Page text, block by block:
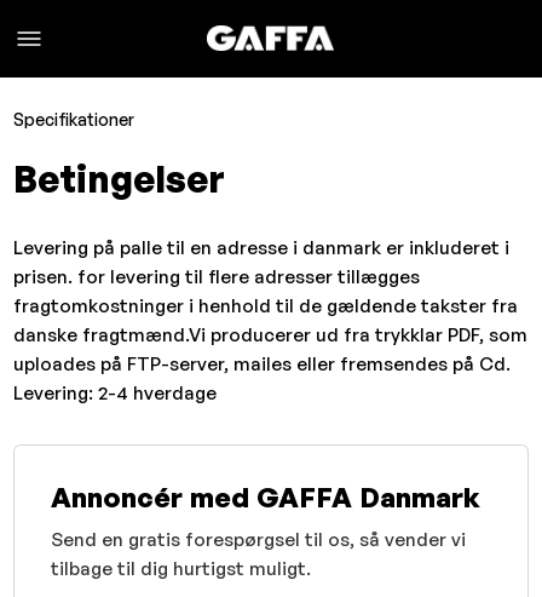
Specifikationer
Betingelser
Levering på palle til en adresse i danmark er inkluderet i
prisen. for levering til flere adresser tillægges
fragtomkostninger i henhold til de gældende takster fra
danske fragtmænd.Vi producerer ud fra trykklar PDF, som
uploades på FTP-server, mailes eller fremsendes på Cd.
Levering: 2-4 hverdage
Annoncér med GAFFA Danmark
Send en gratis forespørgsel til os, så vender vi
tilbage til dig hurtigst muligt.